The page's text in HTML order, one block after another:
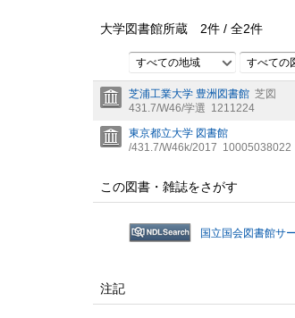
大学図書館所蔵 2件 / 全2件
すべての地域 すべての
芝浦工業大学 豊洲図書館 芝図
431.7/W46/学選 1211224
東京都立大学 図書館
/431.7/W46k/2017 10005038022
この図書・雑誌をさがす
国立国会図書館サ
注記